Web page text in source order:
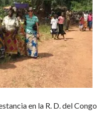
en la R. D. del Congo.